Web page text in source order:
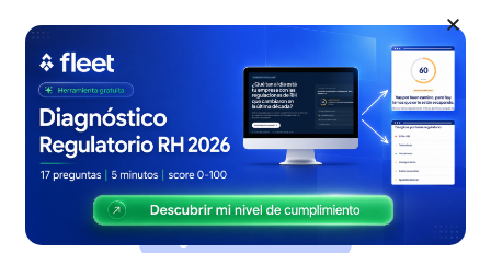
Agenda una Demo